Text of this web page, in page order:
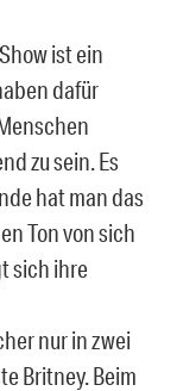
ist ein
dafür
zu sein.Es
hat man das
Ton von sich
sich ihre
nur in zwei
Britney. Beim